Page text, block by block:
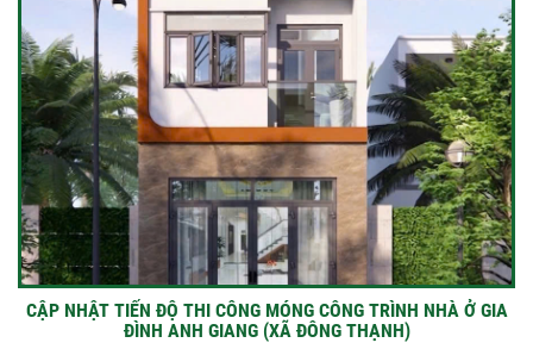
CẬP NHẬT TIẾN ĐỘ THI CÔNG MÓNG CÔNG TRÌNH NHÀ Ở GIA
ĐÌNH ANH GIANG (XÃ ĐÔNG THẠNH)